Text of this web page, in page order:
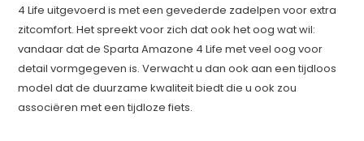
4 Life uitgevoerd is met een gevederde zadelpen voor extra
zitcomfort. Het spreekt voor zich dat ook het oog wat wil:
vandaar dat de Sparta Amazone 4 Life met veel oog voor
detail vormgegeven is. Verwacht u dan ook aan een tijdloos
model dat de duurzame kwaliteit biedt die u ook zou
associëren met een tijdloze fiets.